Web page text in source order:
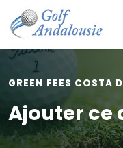
GREEN FEES COSTA
Ajouter ce